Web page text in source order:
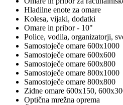
Hladilne enote za omare
Kolesa, vijaki, dodatki
Omare in pribor - 10"
Police, vodila, organizatorji,
Samostoječe omare 600x1000
Samostoječe omare 600x600
Samostoječe omare 600x800
Samostoječe omare 800x1000
Samostoječe omare 800x800
Zidne omare 600x150,
Optična mrežna oprema